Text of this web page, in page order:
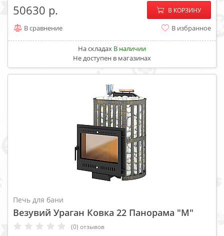
50630 − +
В КОРЗИНУ
В сравнение В избранное
На складах В наличии
Не доступен в магазинах
Печь для бани
Везувий Ураган Ковка 22 Панорама "М"
(0) отзывов